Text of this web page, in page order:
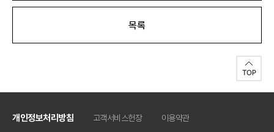
목록
개인정보처리방침 고객서비스헌장 이용약관